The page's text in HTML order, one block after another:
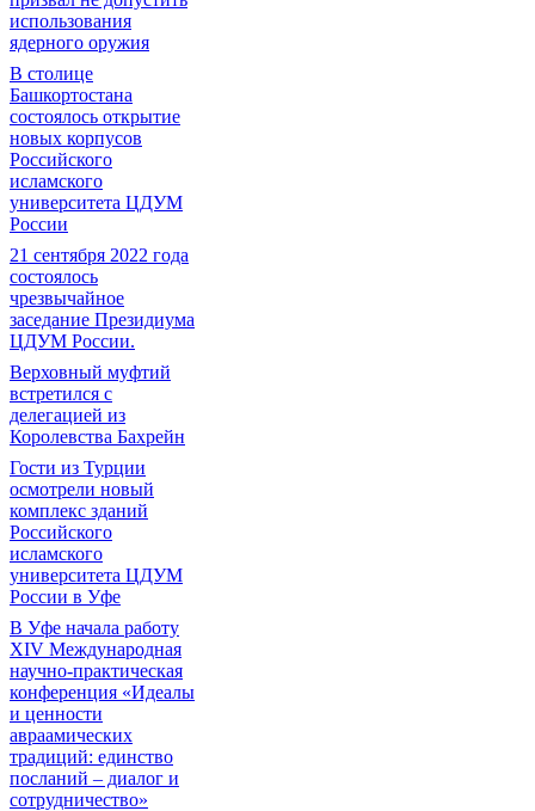
использования
ядерного оружия
В столице
Башкортостана
состоялось открытие
новых корпусов
Российского
исламского
университета ЦДУМ
России
21 сентября 2022 года
состоялось
чрезвычайное
заседание Президиума
ЦДУМ России.
Верховный муфтий
встретился с
делегацией из
Королевства Бахрейн
Гости из Турции
осмотрели новый
комплекс зданий
Российского
исламского
университета ЦДУМ
России в Уфе
В Уфе начала работу
XIV Международная
научно-практическая
конференция «Идеалы
и ценности
авраамических
традиций: единство
посланий – диалог и
сотрудничество»